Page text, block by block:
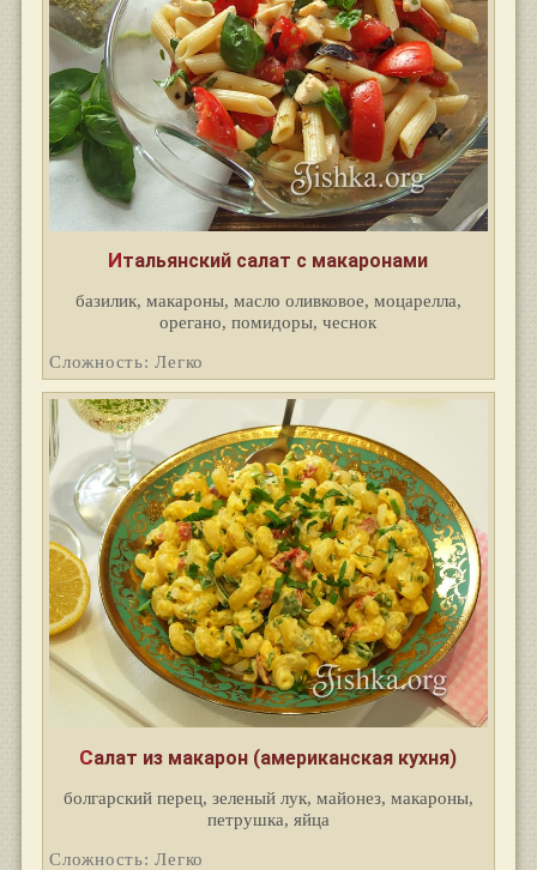
Итальянский салат с макаронами
базилик, макароны, масло оливковое, моцарелла,
орегано, помидоры, чеснок
Сложность: Легко
Салат из макарон (американская кухня)
болгарский перец, зеленый лук, майонез, макароны,
петрушка, яйца
Сложность: Легко